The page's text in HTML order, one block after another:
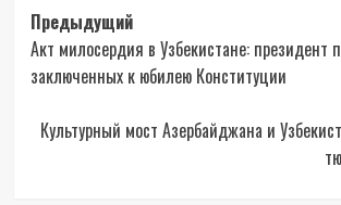
Навигация
записи
Предыдущий
Акт милосердия в Узбекистане: президент
заключенных к юбилею Конституции
Культурный мост Азербайджана и